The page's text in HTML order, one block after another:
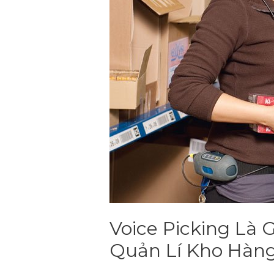
Voice Picking Là
Quản Lí Kho
Voice
Picking
lai
quản
lí
kho